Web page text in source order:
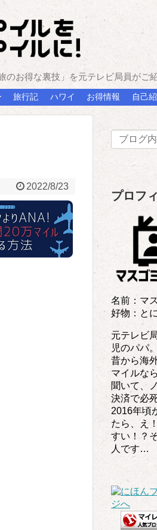
お得な裏技」を元テレビ局員がご
旅行記 ハワイ お得情報 自己
2022/8/23
プロフ
名前：マ
好物：と
元テレビ
児のパパ。
昔から海
マイルな
聞いて、
決済で必
2016年頃
たら、え
すい！？
人です…